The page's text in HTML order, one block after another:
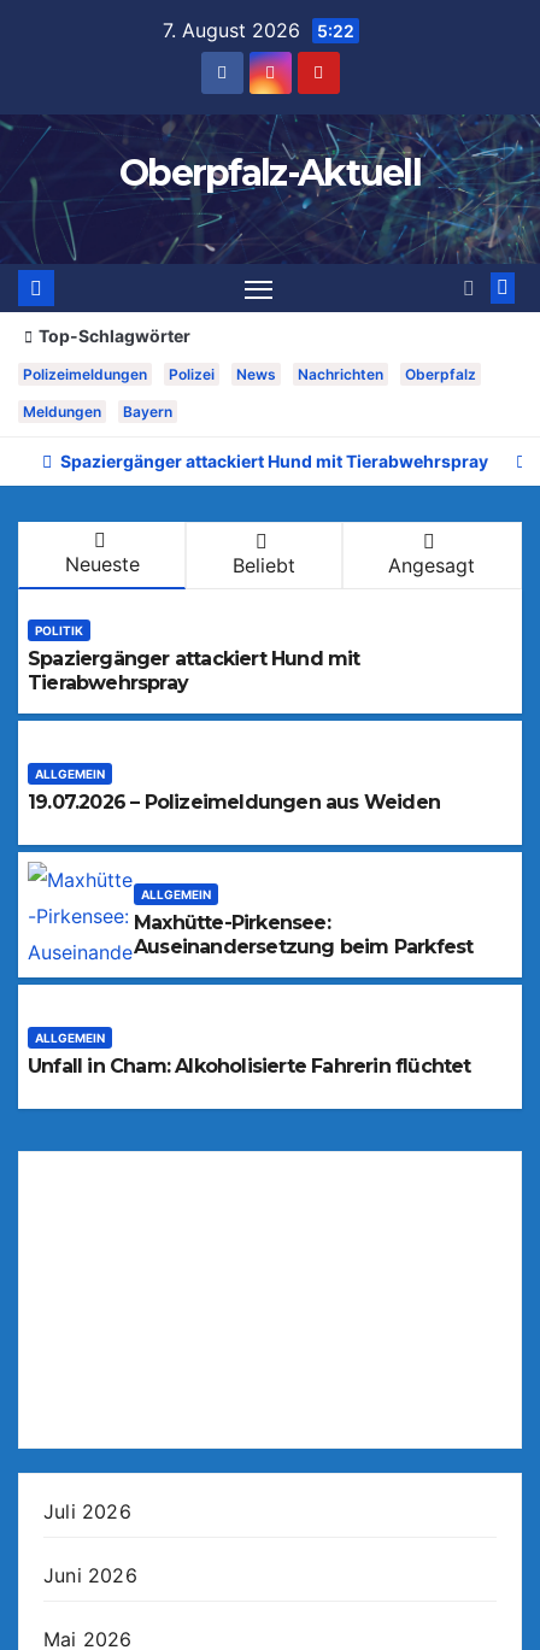
7. August 2026 5:22
Oberpfalz-Aktuell
Top-Schlagwörter
Polizeimeldungen Polizei News Nachrichten Oberpfalz
Meldungen Bayern
Spaziergänger attackiert Hund mit Tierabwehrspray
Neueste Beliebt Angesagt
POLITIK
Spaziergänger attackiert Hund mit
Tierabwehrspray
ALLGEMEIN
19.07.2026 – Polizeimeldungen aus Weiden
ALLGEMEIN
Maxhütte-Pirkensee:
Auseinandersetzung beim Parkfest
ALLGEMEIN
Unfall in Cham: Alkoholisierte Fahrerin flüchtet
Juli 2026
Juni 2026
Mai 2026